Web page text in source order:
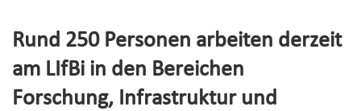
Rund 250 Personen arbeiten derzeit
am LIfBi in den Bereichen
Forschung, Infrastruktur und